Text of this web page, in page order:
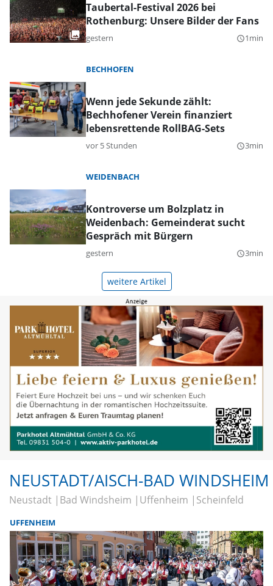
Taubertal-Festival 2026 bei
Rothenburg: Unsere Bilder der Fans
gestern query_builder1min
BECHHOFEN
Wenn jede Sekunde zählt:
Bechhofener Verein finanziert
lebensrettende RollBAG-Sets
vor 5 Stunden query_builder3min
WEIDENBACH
Kontroverse um Bolzplatz in
Weidenbach: Gemeinderat sucht
Gespräch mit Bürgern
gestern query_builder3min
weitere Artikel
NEUSTADT/AISCH-BAD WINDSHEIM
Neustadt Bad Windsheim Uffenheim Scheinfeld
UFFENHEIM